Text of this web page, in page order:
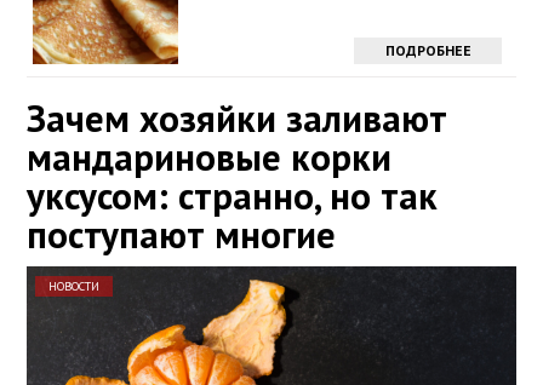
ПОДРОБНЕЕ
Зачем хозяйки заливают
мандариновые корки
уксусом: странно, но так
поступают многие
НОВОСТИ